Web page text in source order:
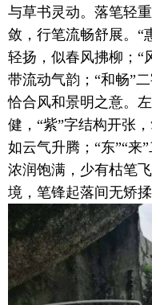
与草书灵动。落笔轻
敛，行笔流畅舒展。“
轻扬，似春风拂柳；“
带流动气韵；“和畅”
恰合风和景明之意。
健，“紫”字结构开张
如云气升腾；“东”“来
浓润饱满，少有枯笔
境，笔锋起落间无矫